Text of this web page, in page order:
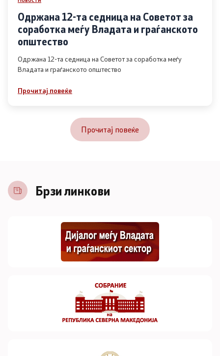
Одржана 12-та седница на Советот за
соработка меѓу Владата и граѓанското
општество
Одржана 12-та седница на Советот за соработка меѓу
Владата и граѓанското општество
Прочитај повеќе
Прочитај повеќе
Брзи линкови